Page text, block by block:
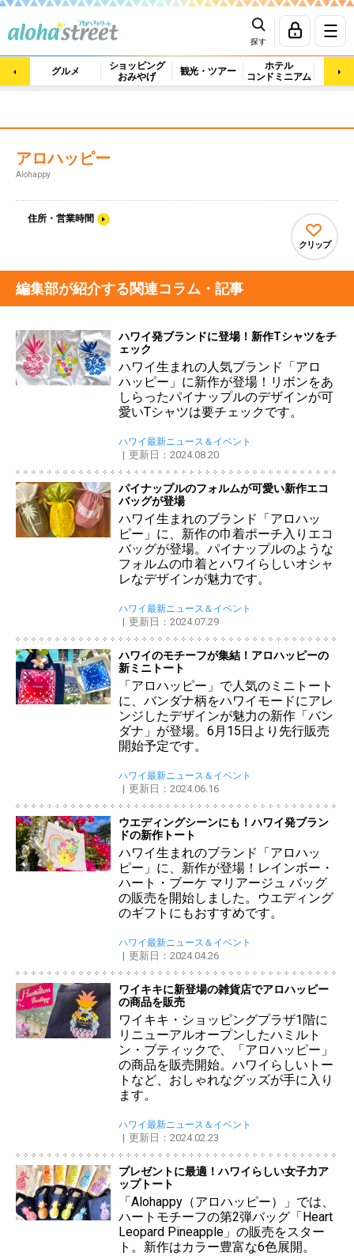
探す
グルメ
ショッピング
おみやげ
観光・ツアー
ホテル
コンドミニアム
マッ
アロハッピー
Alohappy
住所・営業時間
クリップ
編集部が紹介する関連コラム・記事
ハワイ発ブランドに登場！新作Tシャツをチ
ェック
ハワイ生まれの人気ブランド「アロ
ハッピー」に新作が登場！リボンをあ
しらったパイナップルのデザインが可
愛いTシャツは要チェックです。
ハワイ最新ニュース＆イベント
更新日：2024.08.20
パイナップルのフォルムが可愛い新作エコ
バッグが登場
ハワイ生まれのブランド「アロハッ
ピー」に、新作の巾着ポーチ入りエコ
バッグが登場。パイナップルのような
フォルムの巾着とハワイらしいオシャ
レなデザインが魅力です。
ハワイ最新ニュース＆イベント
更新日：2024.07.29
ハワイのモチーフが集結！アロハッピーの
新ミニトート
「アロハッピー」で人気のミニトート
に、バンダナ柄をハワイモードにアレ
ンジしたデザインが魅力の新作「バン
ダナ」が登場。6月15日より先行販売
開始予定です。
ハワイ最新ニュース＆イベント
更新日：2024.06.16
ウエディングシーンにも！ハワイ発ブラン
ドの新作トート
ハワイ生まれのブランド「アロハッ
ピー」に、新作が登場！レインボー・
ハート・ブーケ マリアージュ バッグ
の販売を開始しました。ウエディング
のギフトにもおすすめです。
ハワイ最新ニュース＆イベント
更新日：2024.04.26
ワイキキに新登場の雑貨店でアロハッピー
の商品を販売
ワイキキ・ショッピングプラザ1階に
リニューアルオープンしたハミルト
ン・ブティックで、「アロハッピー」
の商品を販売開始。ハワイらしいトー
トなど、おしゃれなグッズが手に入り
ます。
ハワイ最新ニュース＆イベント
更新日：2024.02.23
プレゼントに最適！ハワイらしい女子力ア
ップトート
「Alohappy（アロハッピー）」では、
ハートモチーフの第2弾バッグ「Heart
Leopard Pineapple」の販売をスター
ト。新作はカラー豊富な6色展開。